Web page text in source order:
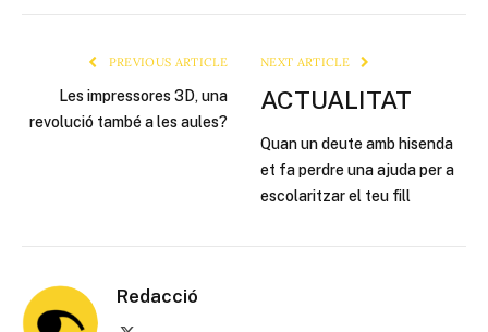
PREVIOUS ARTICLE
Les impressores 3D, una
revolució també a les aules?
NEXT ARTICLE
ACTUALITAT
Quan un deute amb hisenda
et fa perdre una ajuda per a
escolaritzar el teu fill
Redacció